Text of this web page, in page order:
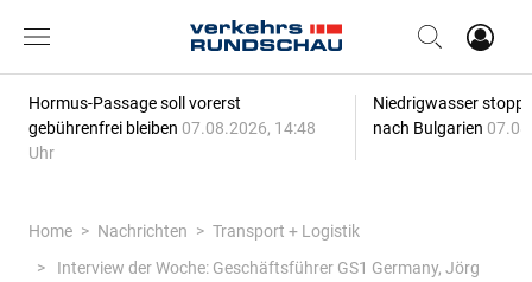
Hormus-Passage soll vorerst
gebührenfrei bleiben 07.08.2026, 14:48
Uhr
Niedrigwasser
nach Bulgarien
Home Nachrichten
Transport + Logistik
Interview der Woche: Geschäftsführer GS1 Germany, Jörg